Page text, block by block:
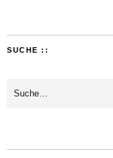
SUCHE ::